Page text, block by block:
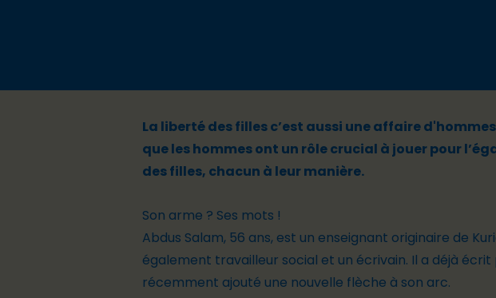
La liberté des filles c’est aussi une affaire
que les hommes ont un rôle crucial à jouer pour
des filles, chacun à leur manière.
Son arme ? Ses mots !
Abdus Salam, 56 ans, est un enseignant originaire de
également travailleur social et un écrivain. Il a déjà
récemment ajouté une nouvelle flèche à son arc.